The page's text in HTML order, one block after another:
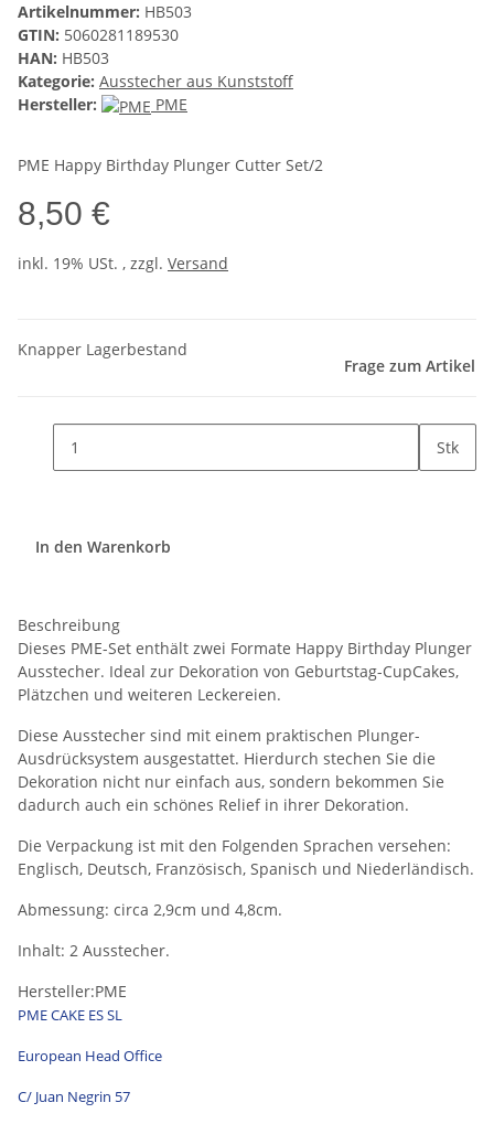
Artikelnummer: HB503
GTIN: 5060281189530
HAN: HB503
Kategorie: Ausstecher aus Kunststoff
Hersteller:
PME
PME Happy Birthday Plunger Cutter Set/2
8,50 €
inkl. 19% USt. , zzgl. Versand
Knapper Lagerbestand
Frage zum Artikel
Stk
In den Warenkorb
Beschreibung
Dieses PME-Set enthält zwei Formate Happy Birthday Plunger
Ausstecher. Ideal zur Dekoration von Geburtstag-CupCakes,
Plätzchen und weiteren Leckereien.
Diese Ausstecher sind mit einem praktischen Plunger-
Ausdrücksystem ausgestattet. Hierdurch stechen Sie die
Dekoration nicht nur einfach aus, sondern bekommen Sie
dadurch auch ein schönes Relief in ihrer Dekoration.
Die Verpackung ist mit den Folgenden Sprachen versehen:
Englisch, Deutsch, Französisch, Spanisch und Niederländisch.
Abmessung: circa 2,9cm und 4,8cm.
Inhalt: 2 Ausstecher.
Hersteller:PME
PME CAKE ES SL
European Head Office
C/ Juan Negrin 57